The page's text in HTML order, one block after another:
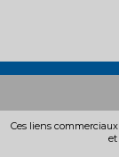
Ces liens